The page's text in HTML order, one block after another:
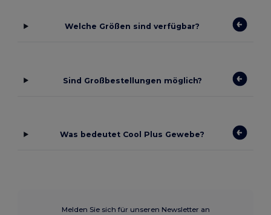
Welche Größen sind verfügbar?
Sind Großbestellungen möglich?
Was bedeutet Cool Plus Gewebe?
Melden Sie sich für unseren Newsletter an